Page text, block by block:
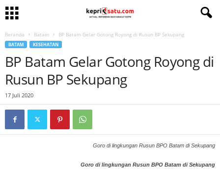
Beranda Batam BP Batam Gelar Gotong Royong di Rusun BP Sekupang
BATAM KESEHATAN
BP Batam Gelar Gotong Royong di
Rusun BP Sekupang
17 Juli 2020
Goro di lingkungan Rusun BPO Batam di Sekupang
Goro di lingkungan Rusun BPO Batam di Sekupang